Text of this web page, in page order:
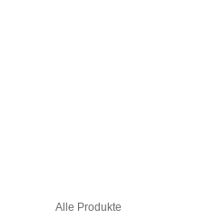
Alle Produkte